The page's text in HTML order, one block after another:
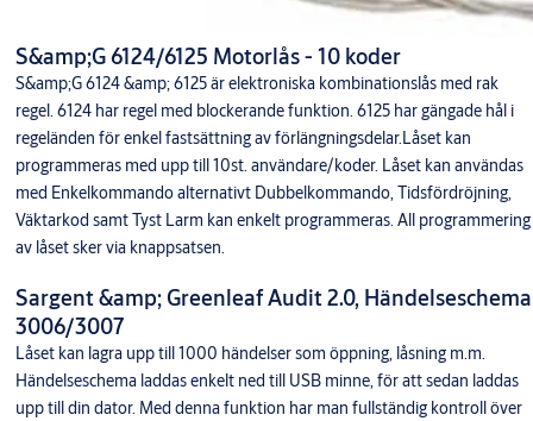
S&amp;G 6124/6125 Motorlås - 10 koder
S&amp;G 6124 &amp; 6125 är elektroniska kombinationslås med rak
regel. 6124 har regel med blockerande funktion. 6125 har gängade hål i
regeländen för enkel fastsättning av förlängningsdelar.Låset kan
programmeras med upp till 10st. användare/koder. Låset kan användas
med Enkelkommando alternativt Dubbelkommando, Tidsfördröjning,
Väktarkod samt Tyst Larm kan enkelt programmeras. All programmering
av låset sker via knappsatsen.
Sargent &amp; Greenleaf Audit 2.0, Händelseschema
3006/3007
Låset kan lagra upp till 1000 händelser som öppning, låsning m.m.
Händelseschema laddas enkelt ned till USB minne, för att sedan laddas
upp till din dator. Med denna funktion har man fullständig kontroll över